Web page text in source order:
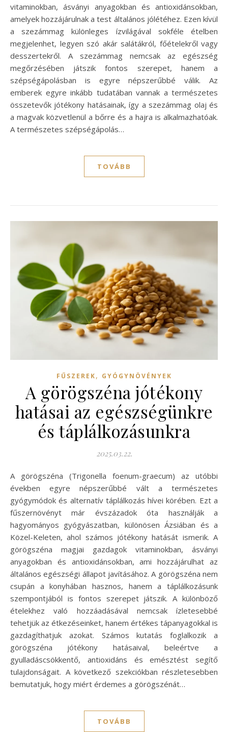
vitaminokban, ásványi anyagokban és antioxidánsokban,
amelyek hozzájárulnak a test általános jólétéhez. Ezen kívül
a szezámmag különleges ízvilágával sokféle ételben
megjelenhet, legyen szó akár salátákról, főételekről vagy
desszertekről. A szezámmag nemcsak az egészség
megőrzésében játszik fontos szerepet, hanem a
szépségápolásban is egyre népszerűbbé válik. Az
emberek egyre inkább tudatában vannak a természetes
összetevők jótékony hatásainak, így a szezámmag olaj és
a magvak közvetlenül a bőrre és a hajra is alkalmazhatóak.
A természetes szépségápolás…
TOVÁBB
FŰSZEREK, GYÓGYNÖVÉNYEK
A görögszéna jótékony
hatásai az egészségünkre
és táplálkozásunkra
2025.03.22.
A görögszéna (Trigonella foenum-graecum) az utóbbi
években egyre népszerűbbé vált a természetes
gyógymódok és alternatív táplálkozás hívei körében. Ezt a
fűszernövényt már évszázadok óta használják a
hagyományos gyógyászatban, különösen Ázsiában és a
Közel-Keleten, ahol számos jótékony hatását ismerik. A
görögszéna magjai gazdagok vitaminokban, ásványi
anyagokban és antioxidánsokban, ami hozzájárulhat az
általános egészségi állapot javításához. A görögszéna nem
csupán a konyhában hasznos, hanem a táplálkozásunk
szempontjából is fontos szerepet játszik. A különböző
ételekhez való hozzáadásával nemcsak ízletesebbé
tehetjük az étkezéseinket, hanem értékes tápanyagokkal is
gazdagíthatjuk azokat. Számos kutatás foglalkozik a
görögszéna jótékony hatásaival, beleértve a
gyulladáscsökkentő, antioxidáns és emésztést segítő
tulajdonságait. A következő szekciókban részletesebben
bemutatjuk, hogy miért érdemes a görögszénát…
TOVÁBB